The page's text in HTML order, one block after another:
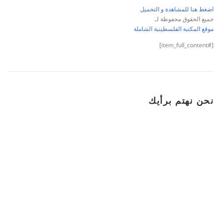
اضغط هنا للمشاهدة و التحميل
جميع الحقوق محفوظة لـ
موقع المكتبة الفلسطينية الشاملة
[#item_full_content]
نحن نهتم برأيك